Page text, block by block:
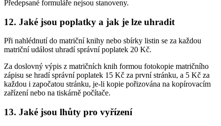
Předepsané formuláře nejsou stanoveny.
12. Jaké jsou poplatky a jak je lze uhradit
Při nahlédnutí do matriční knihy nebo sbírky listin se za každou
matriční událost uhradí správní poplatek 20 Kč.
Za doslovný výpis z matričních knih formou fotokopie matričního
zápisu se hradí správní poplatek 15 Kč za první stránku, a 5 Kč za
každou i započatou stránku, je-li kopie pořizována na kopírovacím
zařízení nebo na tiskárně počítače.
13. Jaké jsou lhůty pro vyřízení